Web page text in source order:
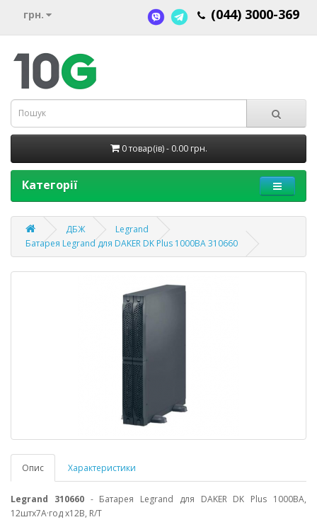
грн. (044) 3000-369
0 товар(ів) - 0.00 грн.
Категорії
ДБЖ
Legrand
Батарея Legrand для DAKER DK Plus 1000ВА 310660
Опис Характеристики
Legrand 310660- Батарея Legrand для DAKER DK Plus 1000ВА,
12штх7А·год х12В, R/T